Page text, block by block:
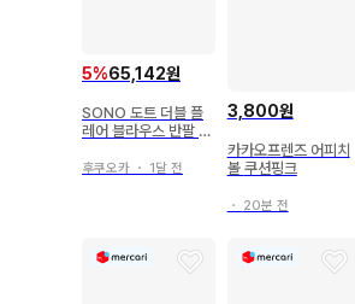
5%65,142원
SONO 도트 더블 플
레어 블라우스 반팔 화
즈
후쿠오카 ・ 1달 전
3,800원
카카오프렌즈 어피치
볼 쿠션핑크
・ 20분 전